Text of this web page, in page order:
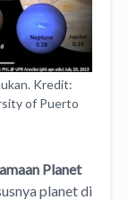
Kredit:
of Puerto
Planet
planet di